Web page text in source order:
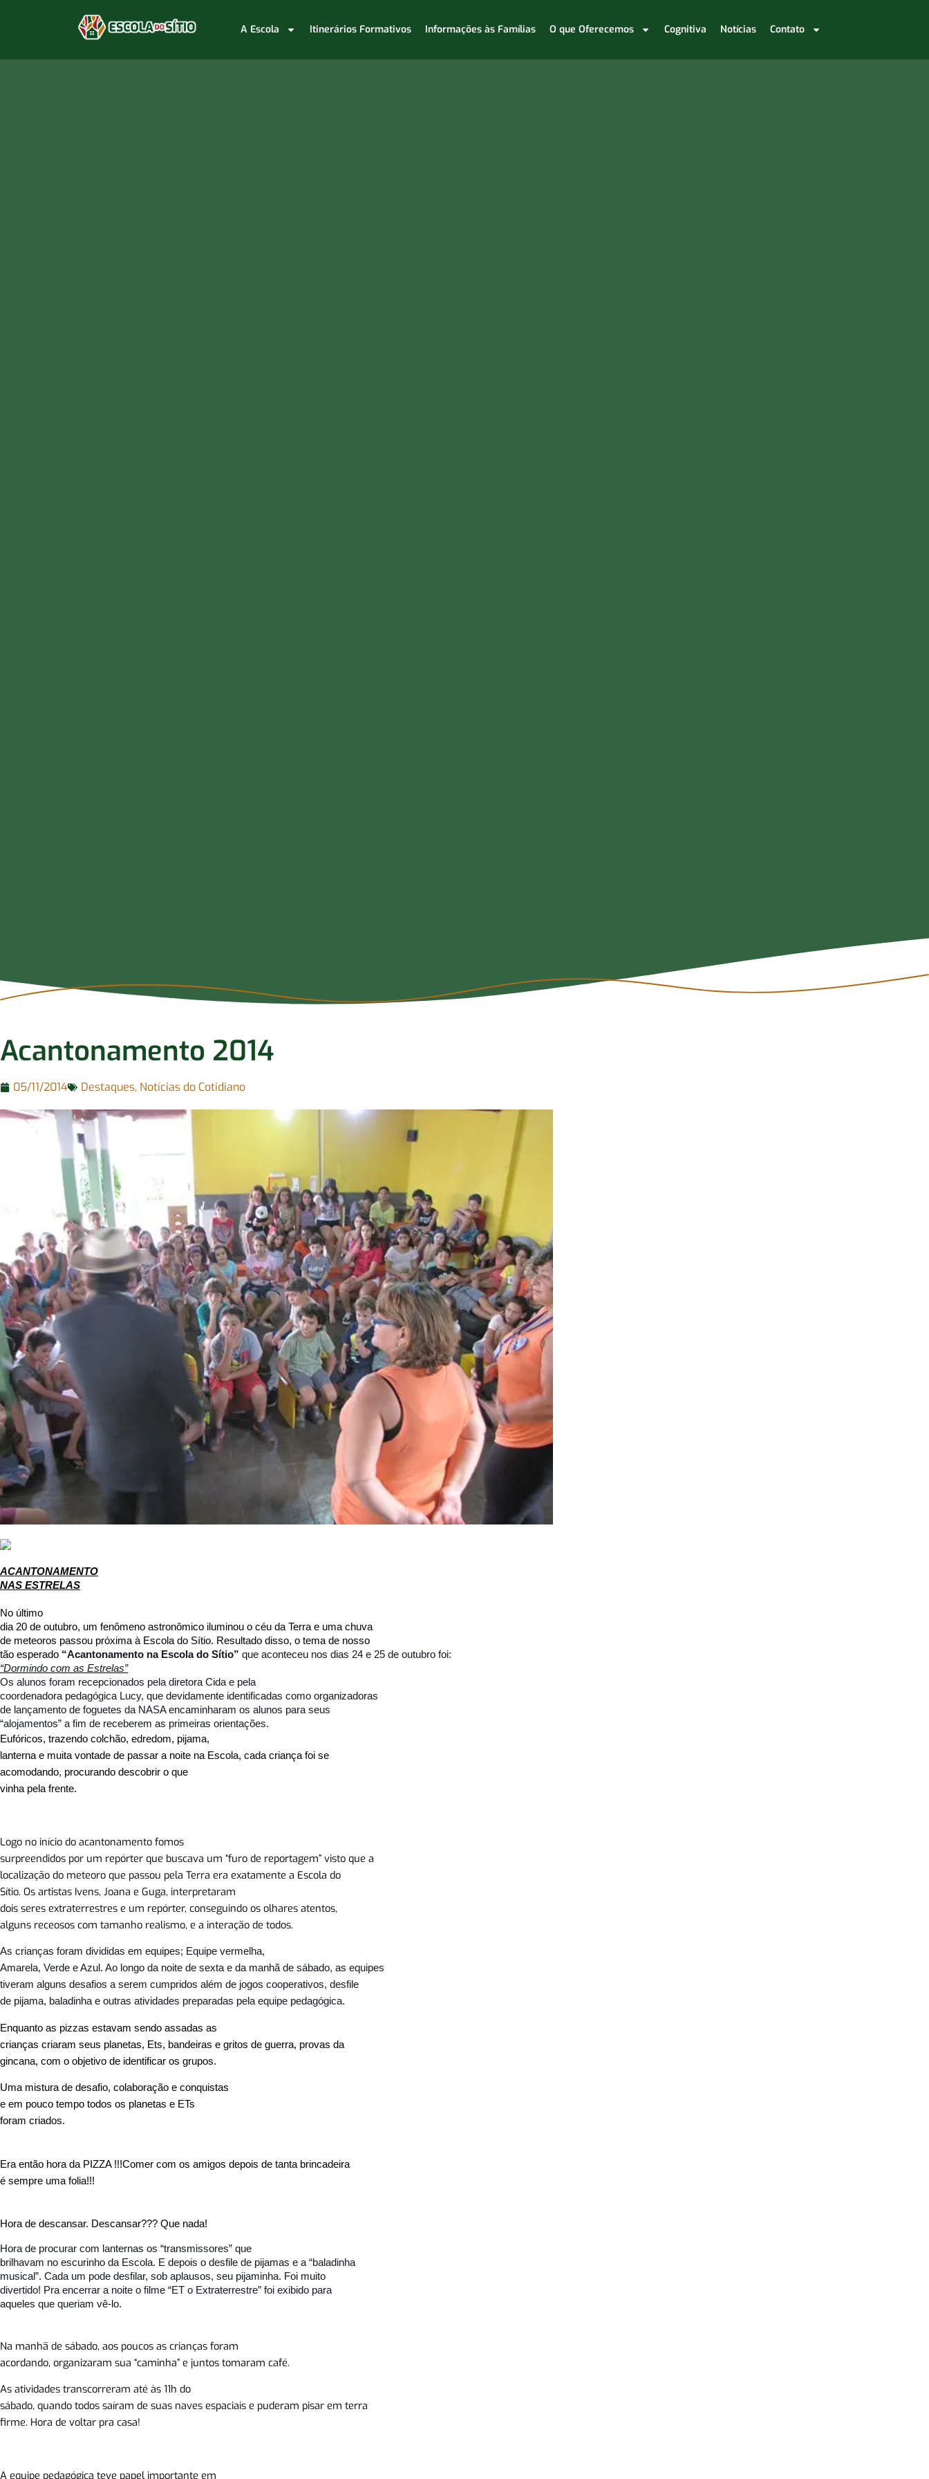
A Escola Itinerários Formativos Informações às Famílias O que Oferecemos Cognitiva Notícias Contato
Acantonamento 2014
05/11/2014 Destaques, Notícias do Cotidiano
ACANTONAMENTO
NAS ESTRELAS
No último
dia 20 de outubro, um fenômeno astronômico iluminou o céu da Terra e uma chuva
de meteoros passou próxima à Escola do Sítio. Resultado disso, o tema de nosso
tão esperado “Acantonamento na Escola do Sítio” que aconteceu nos dias 24 e 25 de outubro foi:
“Dormindo com as Estrelas”
Os alunos foram recepcionados pela diretora Cida e pela
coordenadora pedagógica Lucy, que devidamente identificadas como organizadoras
de lançamento de foguetes da NASA encaminharam os alunos para seus
“alojamentos” a fim de receberem as primeiras orientações.
Eufóricos, trazendo colchão, edredom, pijama,
lanterna e muita vontade de passar a noite na Escola, cada criança foi se
acomodando, procurando descobrir o que
vinha pela frente.
Logo no início do acantonamento fomos
surpreendidos por um repórter que buscava um “furo de reportagem” visto que a
localização do meteoro que passou pela Terra era exatamente a Escola do
Sítio. Os artistas Ivens, Joana e Guga, interpretaram
dois seres extraterrestres e um repórter, conseguindo os olhares atentos,
alguns receosos com tamanho realismo, e a interação de todos.
As crianças foram divididas em equipes; Equipe vermelha,
Amarela, Verde e Azul. Ao longo da noite de sexta e da manhã de sábado, as equipes
tiveram alguns desafios a serem cumpridos além de jogos cooperativos, desfile
de pijama, baladinha e outras atividades preparadas pela equipe pedagógica.
Enquanto as pizzas estavam sendo assadas as
crianças criaram seus planetas, Ets, bandeiras e gritos de guerra, provas da
gincana, com o objetivo de identificar os grupos.
Uma mistura de desafio, colaboração e conquistas
e em pouco tempo todos os planetas e ETs
foram criados.
Era então hora da PIZZA !!!Comer com os amigos depois de tanta brincadeira
é sempre uma folia!!!
Hora de descansar. Descansar??? Que nada!
Hora de procurar com lanternas os “transmissores” que
brilhavam no escurinho da Escola. E depois o desfile de pijamas e a “baladinha
musical”. Cada um pode desfilar, sob aplausos, seu pijaminha. Foi muito
divertido! Pra encerrar a noite o filme “ET o Extraterrestre” foi exibido para
aqueles que queriam vê-lo.
Na manhã de sábado, aos poucos as crianças foram
acordando, organizaram sua “caminha” e juntos tomaram café.
As atividades transcorreram até às 11h do
sábado, quando todos saíram de suas naves espaciais e puderam pisar em terra
firme. Hora de voltar pra casa!
A equipe pedagógica teve papel importante em